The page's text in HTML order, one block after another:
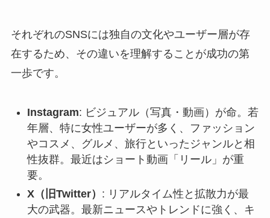
それぞれのSNSには独自の文化やユーザー層が存
在するため、その違いを理解することが成功の第
一歩です。
Instagram: ビジュアル（写真・動画）が命。若
年層、特に女性ユーザーが多く、ファッション
やコスメ、グルメ、旅行といったジャンルと相
性抜群。最近はショート動画「リール」が重
要。
X（旧Twitter） : リアルタイム性と拡散力が最
大の武器。最新ニュースやトレンドに強く、キ